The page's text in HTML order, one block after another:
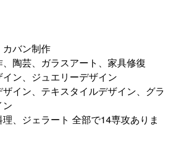
バン制作
陶芸、ガラスアート、家具修復
ン、ジュエリーデザイン
イン、テキスタイルデザイン、グラ
ン
、ジェラート 全部で14専攻ありま